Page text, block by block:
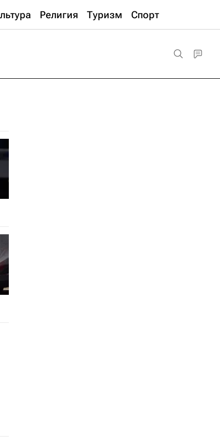
Религия Туризм Спорт